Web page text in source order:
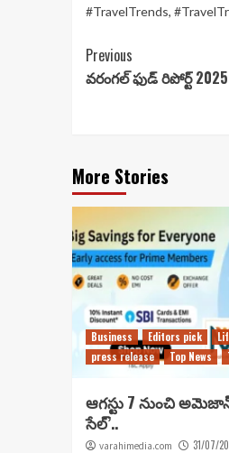
#TravelTrends,
Continue
Reading
Previous
వరంగల్ ఫుడ్ రిపోర్ట్
More Stories
Business Editors pick
press release
Top News
ఆగస్టు 7 నుంచి
సేల్’..
varahimedia.com 31/07/